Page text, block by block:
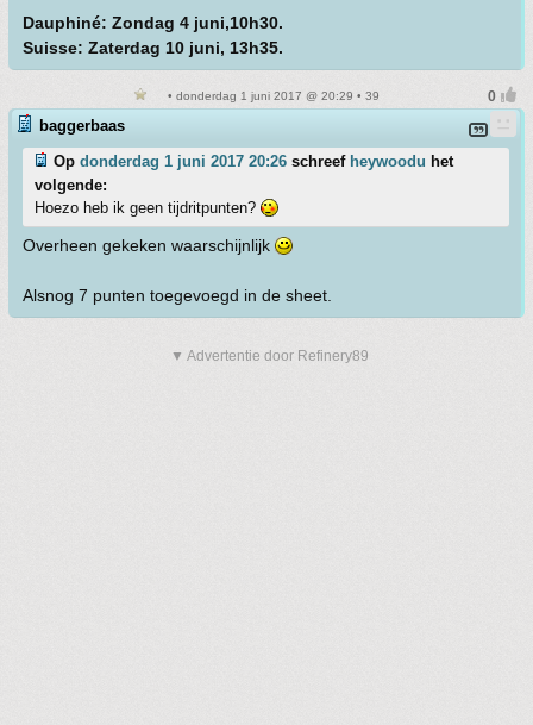
Dauphiné: Zondag 4 juni,10h30.
Suisse: Zaterdag 10 juni, 13h35.
• donderdag 1 juni 2017 @ 20:29 • 39
baggerbaas
Op donderdag 1 juni 2017 20:26 schreef heywoodu het
volgende:
Hoezo heb ik geen tijdritpunten?
Overheen gekeken waarschijnlijk
Alsnog 7 punten toegevoegd in de sheet.
▼ Advertentie door Refinery89